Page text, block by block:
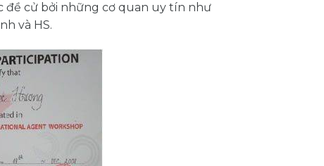
đề cử bởi những cơ quan uy tín như
và HS.